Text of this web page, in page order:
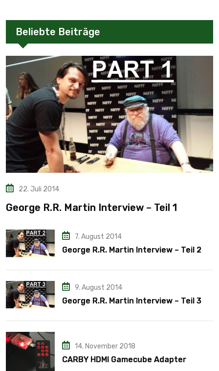
Beliebte Beiträge
22. Juli 2014
George R.R. Martin Interview – Teil 1
7. August 2014
George R.R. Martin Interview – Teil 2
9. August 2014
George R.R. Martin Interview – Teil 3
14. November 2018
CARBY HDMI Gamecube Adapter